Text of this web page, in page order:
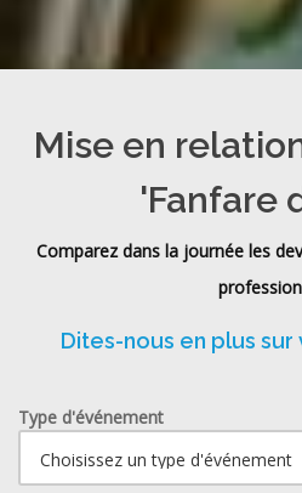
Mise en
'Fanfare
Comparez dans la journée les
Dites-nous en plus
Type d'événement